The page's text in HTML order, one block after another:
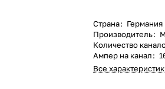
Страна: Германия
Производитель:
Количество
Ампер на канал:
Все